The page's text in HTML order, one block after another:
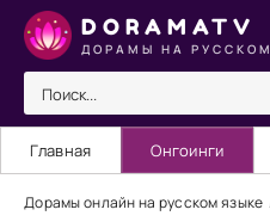
DORAMATV
ДОРАМЫ НА РУССКОМ
Главная Онгоинги
Дорамы онлайн на русском языке